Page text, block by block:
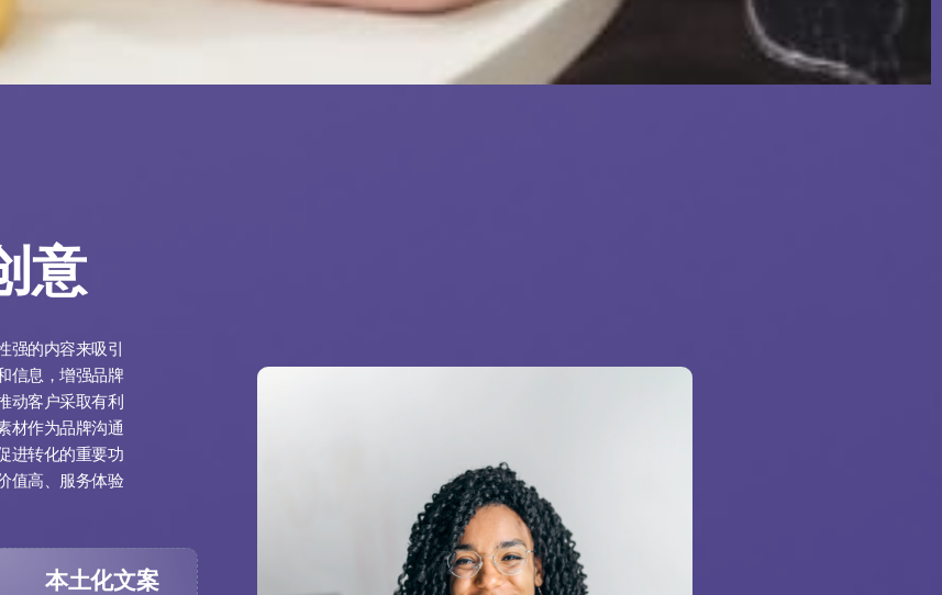
意
强的内容来吸引
信息，增强品牌
动客户采取有利
材作为品牌沟通
进转化的重要功
值高、服务体验
本土化文案